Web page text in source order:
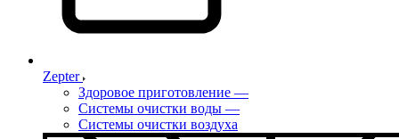
Zepter
Здоровое приготовление —
Системы очистки воды —
Системы очистки воздуха